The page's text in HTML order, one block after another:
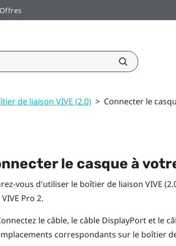
de liaison VIVE (2.0) > Connecter le
le casque à
vous d'utiliser le boîtier de liaison VIVE
VIVE Pro 2.
le câble, le câble DisplayPortet le
correspondants sur le boîtier